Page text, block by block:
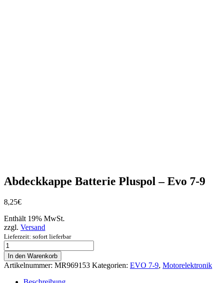
Abdeckkappe Batterie Pluspol – Evo 7-9
8,25€
Enthält 19% MwSt.
zzgl. Versand
Lieferzeit: sofort lieferbar
Abdeckkappe
Batterie
Pluspol
-
Evo
In den Warenkorb
Artikelnummer: MR969153 Kategorien: EVO 7-9, Motorelektronik